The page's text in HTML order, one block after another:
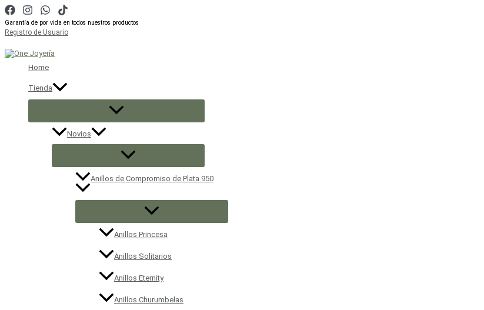
Ir
al
contenido
Garantía de por vida en todos nuestros productos
Registro de Usuario
Home
Tienda
Novios
Anillos de Compromiso de Plata 950
Anillos Princesa
Anillos Solitarios
Anillos Eternity
Anillos Churumbelas